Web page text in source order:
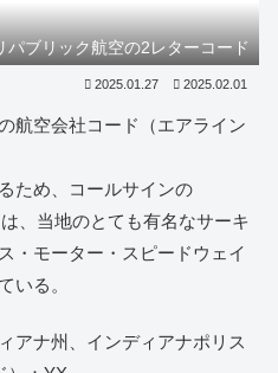
パブリック航空の2レターコード
2025.01.27 2025.02.01
航空会社コード（エアライン
ため、コールサインの
、当地のとても有名なサーキ
・モーター・スピードウェイ
いる。
アナ州、インディアナポリス